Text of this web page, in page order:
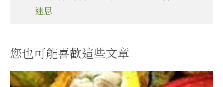
迷思
您也可能喜歡這些文章